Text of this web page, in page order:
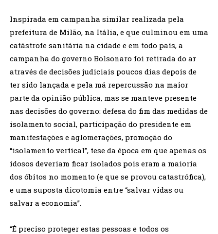
Inspirada em campanha similar realizada pela
prefeitura de Milão, na Itália, e que culminou em uma
catástrofe sanitária na cidade e em todo país, a
campanha do governo Bolsonaro foi retirada do ar
através de decisões judiciais poucos dias depois de
ter sido lançada e pela má repercussão na maior
parte da opinião pública, mas se manteve presente
nas decisões do governo: defesa do fim das medidas de
isolamento social, participação do presidente em
manifestações e aglomerações, promoção do
“isolamento vertical”, tese da época em que apenas os
idosos deveriam ficar isolados pois eram a maioria
dos óbitos no momento (e que se provou catastrófica),
e uma suposta dicotomia entre “salvar vidas ou
salvar a economia”.
“É preciso proteger estas pessoas e todos os